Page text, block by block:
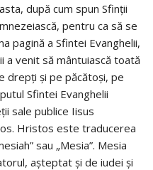
după cum spun Sfinţii
pentru ca să se
pagină a Sfintei Evanghelii,
a venit să mântuiască toată
drepţi şi pe păcătoşi, pe
Sfintei Evanghelii
sale publice Iisus
Hristos este traducerea
sau „Mesia”. Mesia
aşteptat şi de iudei şi